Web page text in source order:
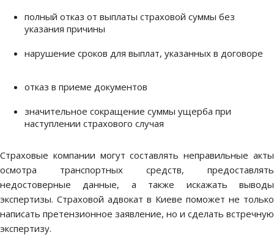
полный отказ от выплаты страховой суммы без
указания причины
нарушение сроков для выплат, указанных в договоре
отказ в приеме документов
значительное сокращение суммы ущерба при
наступлении страхового случая
Страховые компании могут составлять неправильные акты
осмотра транспортных средств, предоставлять
недостоверные данные, а также искажать выводы
экспертизы. Страховой адвокат в Киеве поможет не только
написать претензионное заявление, но и сделать встречную
экспертизу.